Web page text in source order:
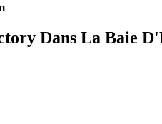
Dans La Baie